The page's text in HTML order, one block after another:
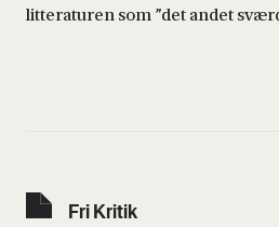
litteraturen som ”det andet
Fri Kri­tik